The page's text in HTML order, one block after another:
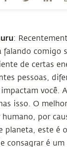
:
falando comigo
de certas
pessoas,
você.
isso. O
por
planeta, este é
consagrar é